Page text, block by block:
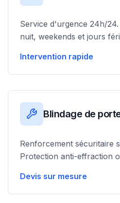
Service d'urgence 24h/
nuit, weekends et jours
Intervention rapide
Blindage de
Renforcement sécuritaire
Protection anti-effraction
Devis sur mesure